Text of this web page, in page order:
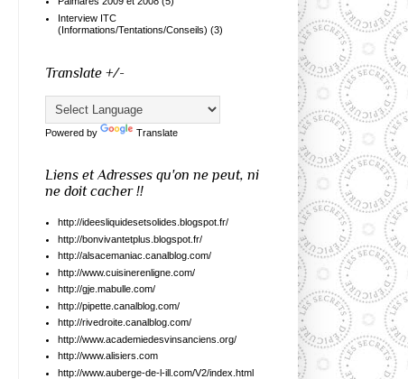
Interview ITC
(Informations/Tentations/Conseils) (3)
Translate +/-
Powered by Translate
Liens et Adresses qu'on ne peut, ni
ne doit cacher !!
http://ideesliquidesetsolides.blogspot.fr/
http://bonvivantetplus.blogspot.fr/
http://alsacemaniac.canalblog.com/
http://www.cuisinerenligne.com/
http://gje.mabulle.com/
http://pipette.canalblog.com/
http://rivedroite.canalblog.com/
http://www.academiedesvinsanciens.org/
http://www.alisiers.com
http://www.auberge-de-l-ill.com/V2/index.html